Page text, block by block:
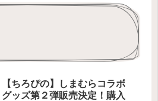
【ちろぴの】しまむらコラボ
グッズ第２弾販売決定！購入